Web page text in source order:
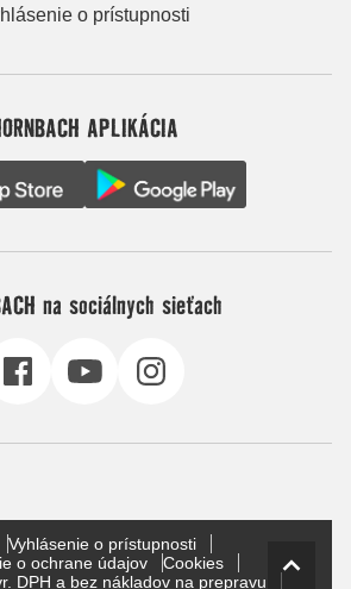
o prístupnosti
APLIKÁCIA
na sociálnych sieťach
Vyhlásenie o prístupnosti
o ochrane údajov
Cookies
DPH a bez nákladov na prepravu